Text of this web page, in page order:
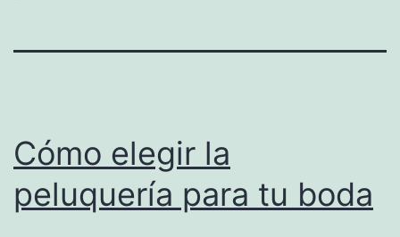
Cómo elegir la
peluquería para tu boda